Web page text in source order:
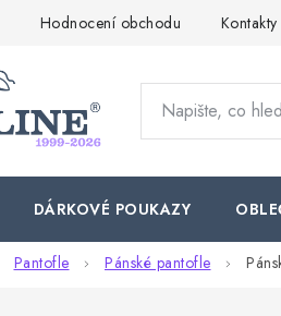
Hodnocení obchodu Kontakty
DÁRKOVÉ POUKAZY
Pantofle Pánské pantofle